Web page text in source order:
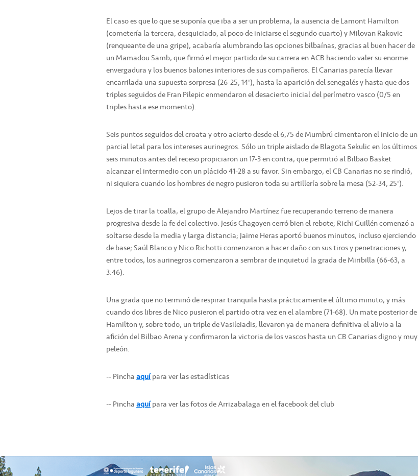
El caso es que lo que se suponía que iba a ser un problema, la ausencia de Lamont Hamilton
(cometería la tercera, desquiciado, al poco de iniciarse el segundo cuarto) y Milovan Rakovic
(renqueante de una gripe), acabaría alumbrando las opciones bilbaínas, gracias al buen hacer de
un Mamadou Samb, que firmó el mejor partido de su carrera en ACB haciendo valer su enorme
envergadura y los buenos balones interiores de sus compañeros. El Canarias parecía llevar
encarrilada una supuesta sorpresa (26-25, 14'), hasta la aparición del senegalés y hasta que dos
triples seguidos de Fran Pilepic enmendaron el desacierto inicial del perímetro vasco (0/5 en
triples hasta ese momento).
Seis puntos seguidos del croata y otro acierto desde el 6,75 de Mumbrú cimentaron el inicio de un
parcial letal para los intereses aurinegros. Sólo un triple aislado de Blagota Sekulic en los últimos
seis minutos antes del receso propiciaron un 17-3 en contra, que permitió al Bilbao Basket
alcanzar el intermedio con un plácido 41-28 a su favor. Sin embargo, el CB Canarias no se rindió,
ni siquiera cuando los hombres de negro pusieron toda su artillería sobre la mesa (52-34, 25').
Lejos de tirar la toalla, el grupo de Alejandro Martínez fue recuperando terreno de manera
progresiva desde la fe del colectivo. Jesús Chagoyen cerró bien el rebote; Richi Guillén comenzó a
soltarse desde la media y larga distancia; Jaime Heras aportó buenos minutos, incluso ejerciendo
de base; Saúl Blanco y Nico Richotti comenzaron a hacer daño con sus tiros y penetraciones y,
entre todos, los aurinegros comenzaron a sembrar de inquietud la grada de Miribilla (66-63, a
3:46).
Una grada que no terminó de respirar tranquila hasta prácticamente el último minuto, y más
cuando dos libres de Nico pusieron el partido otra vez en el alambre (71-68). Un mate posterior de
Hamilton y, sobre todo, un triple de Vasileiadis, llevaron ya de manera definitiva el alivio a la
afición del Bilbao Arena y confirmaron la victoria de los vascos hasta un CB Canarias digno y muy
peleón.
-- Pinchaaquípara ver las estadísticas
-- Pinchaaquípara ver las fotos de Arrizabalaga en el facebook del club